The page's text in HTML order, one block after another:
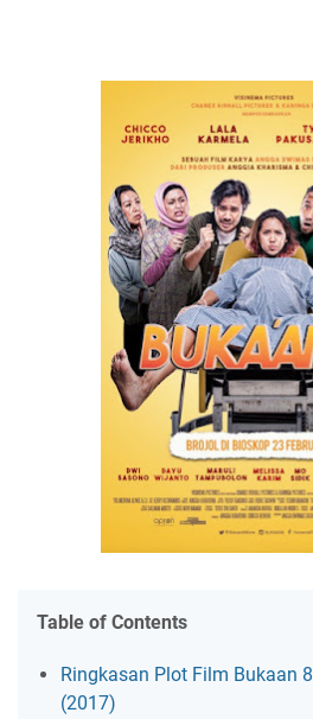
Table of Contents
Ringkasan Plot Film Bukaan 8
(2017)